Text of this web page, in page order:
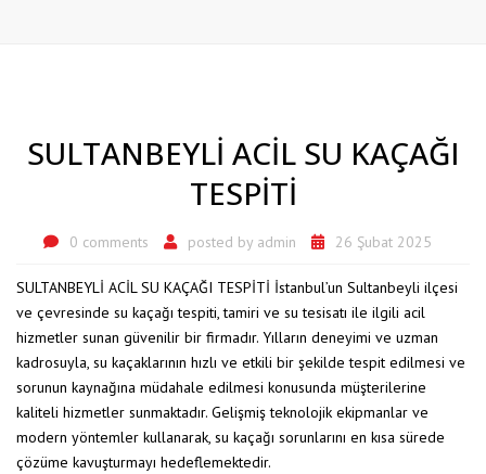
SULTANBEYLİ ACİL SU KAÇAĞI
TESPİTİ
0 comments posted by admin 26 Şubat 2025
SULTANBEYLİ ACİL SU KAÇAĞI TESPİTİ İstanbul’un Sultanbeyli ilçesi
ve çevresinde su kaçağı tespiti, tamiri ve su tesisatı ile ilgili acil
hizmetler sunan güvenilir bir firmadır. Yılların deneyimi ve uzman
kadrosuyla, su kaçaklarının hızlı ve etkili bir şekilde tespit edilmesi ve
sorunun kaynağına müdahale edilmesi konusunda müşterilerine
kaliteli hizmetler sunmaktadır. Gelişmiş teknolojik ekipmanlar ve
modern yöntemler kullanarak, su kaçağı sorunlarını en kısa sürede
çözüme kavuşturmayı hedeflemektedir.